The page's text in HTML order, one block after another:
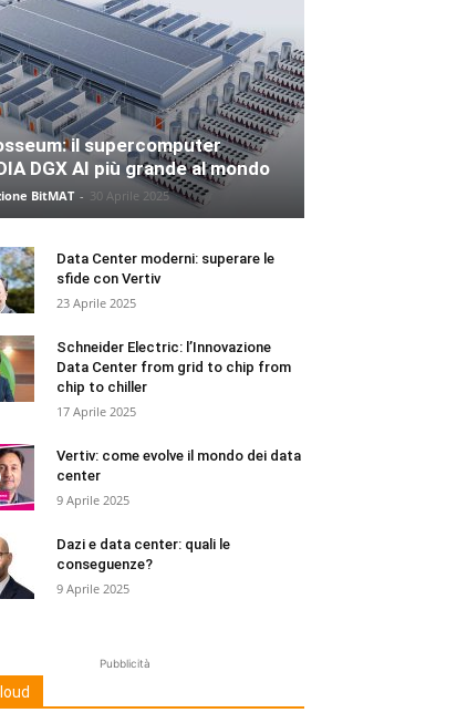
il supercomputer
DGX AI più grande al mondo
BitMAT - 30 Aprile 2025
Data Center moderni: superare le
sfide con Vertiv
23 Aprile 2025
Schneider Electric: l’Innovazione
Data Center from grid to chip from
chip to chiller
17 Aprile 2025
Vertiv: come evolve il mondo dei data
center
9 Aprile 2025
Dazi e data center: quali le
conseguenze?
9 Aprile 2025
Pubblicità